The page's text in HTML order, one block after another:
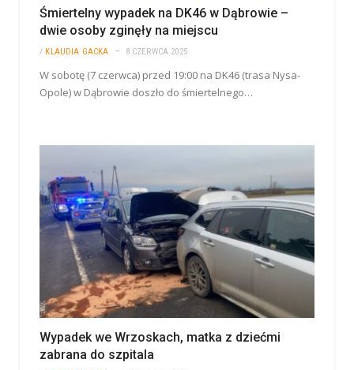
Śmiertelny wypadek na DK46 w Dąbrowie –
dwie osoby zginęły na miejscu
/ KLAUDIA GACKA 8 CZERWCA 2025
W sobotę (7 czerwca) przed 19:00 na DK46 (trasa Nysa-
Opole) w Dąbrowie doszło do śmiertelnego…
Wypadek we Wrzoskach, matka z dziećmi
zabrana do szpitala